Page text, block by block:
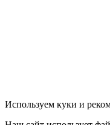
Используем куки и